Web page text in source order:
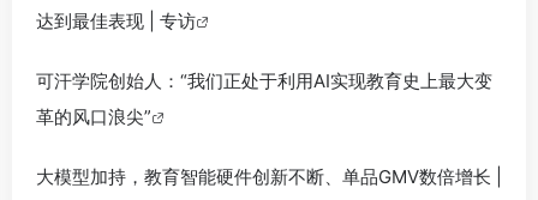
达到最佳表现 | 专访
可汗学院创始人：“我们正处于利用AI实现教育史上最大变
革的风口浪尖”
大模型加持，教育智能硬件创新不断、单品GMV数倍增长 |